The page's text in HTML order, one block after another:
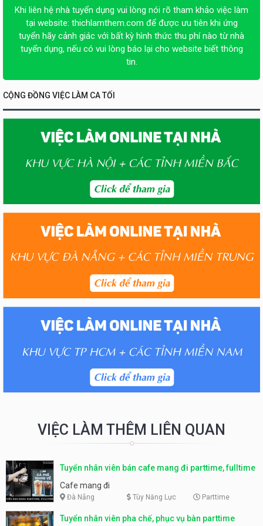
Khi liên hệ nhà tuyển dụng vui lòng nói rõ tham khảo việc làm
tại website: thichlamthem.com để được ưu tiên khi ứng
tuyển hãy cảnh giác với bất kỳ hình thức thu phí nào từ nhà
tuyển dụng, nếu có vui lòng báo lại cho website biết thông
tin.
CỘNG ĐỒNG VIỆC LÀM CA TỐI
VIỆC LÀM THÊM LIÊN QUAN
Tuyển nhân viên bán cafe mang đi parttime, fulltime
Cafe mang đi
Đà Nẵng Tùy Năng Lực Parttime
Tuyển nhân viên pha chế, phục vụ bàn parttime